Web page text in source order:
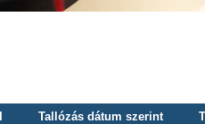
Tallózás dátum szerint